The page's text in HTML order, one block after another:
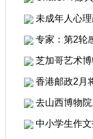
未成年人心
专家：第2轮
芝加哥艺术
香港邮政2月
去山西博物院
中小学生作